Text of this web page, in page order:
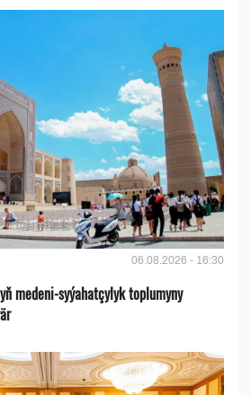
06.08.2026 - 16:30
medeni-syýahatçylyk toplumyny